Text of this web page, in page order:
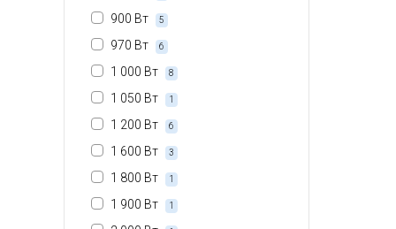
900 Вт 5
970 Вт 6
1 000 Вт 8
1 050 Вт 1
1 200 Вт 6
1 600 Вт 3
1 800 Вт 1
1 900 Вт 1